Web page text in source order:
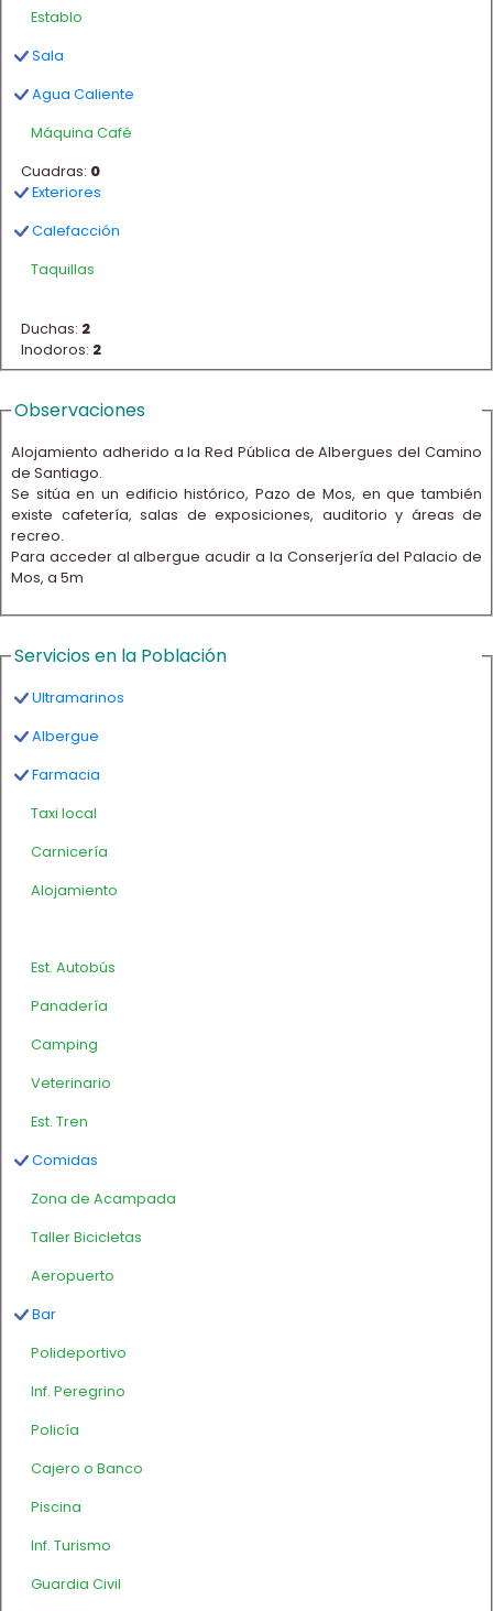
Establo
Sala
Agua Caliente
Máquina Café
Cuadras: 0
Exteriores
Calefacción
Taquillas
Duchas: 2
Inodoros: 2
Observaciones
Alojamiento adherido a la Red Pública de Albergues del Camino
de Santiago.
Se sitúa en un edificio histórico, Pazo de Mos, en que también
existe cafetería, salas de exposiciones, auditorio y áreas de
recreo.
Para acceder al albergue acudir a la Conserjería del Palacio de
Mos, a 5m
Servicios en la Población
Ultramarinos
Albergue
Farmacia
Taxi local
Carnicería
Alojamiento
Est. Autobús
Panadería
Camping
Veterinario
Est. Tren
Comidas
Zona de Acampada
Taller Bicicletas
Aeropuerto
Bar
Polideportivo
Inf. Peregrino
Policía
Cajero o Banco
Piscina
Inf. Turismo
Guardia Civil